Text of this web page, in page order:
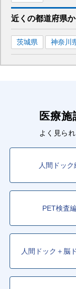
近くの都道府県
茨城県 神奈川
医療
よく見ら
人間ドック
PET検査
人間ドック＋脳